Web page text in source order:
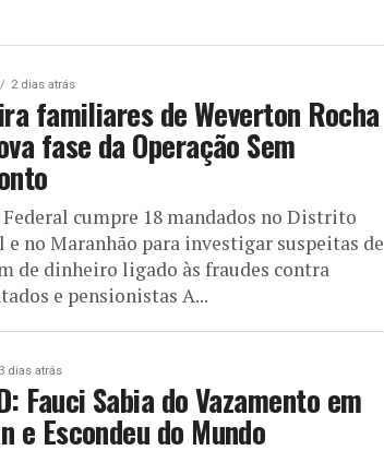
2 dias atrás
familiares de Weverton Rocha
fase da Operação Sem
cumpre 18 mandados no Distrito
e no Maranhão para investigar suspeitas de
de dinheiro ligado às fraudes contra
e pensionistas A...
3 dias atrás
Fauci Sabia do Vazamento em
e Escondeu do Mundo